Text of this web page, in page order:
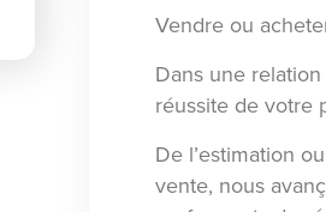
Vendre ou
Dans une
réussite de votre
De l’estimation
vente, nous